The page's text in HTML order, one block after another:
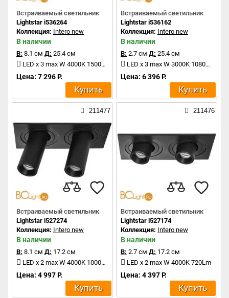
Встраиваемый светильник
Lightstar i536264
Коллекция: Intero new
В наличии
В: 8.1 см Д: 25.4 см
LED x 3 max W 4000K 1500Lm
Цена: 7 296 Р.
Купить
Встраиваемый светильник
Lightstar i536162
Коллекция: Intero new
В наличии
В: 2.7 см Д: 25.4 см
LED x 3 max W 3000K 1080Lm
Цена: 6 396 Р.
Купить
211477
Встраиваемый светильник
Lightstar i527274
Коллекция: Intero new
В наличии
В: 8.1 см Д: 17.2 см
LED x 2 max W 4000K 1000Lm
Цена: 4 997 Р.
Купить
211476
Встраиваемый светильник
Lightstar i527174
Коллекция: Intero new
В наличии
В: 2.7 см Д: 17.2 см
LED x 2 max W 4000K 720Lm
Цена: 4 397 Р.
Купить